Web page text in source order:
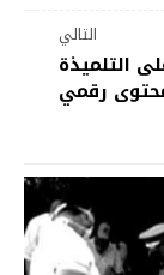
التالي
التلميذة
رقمي